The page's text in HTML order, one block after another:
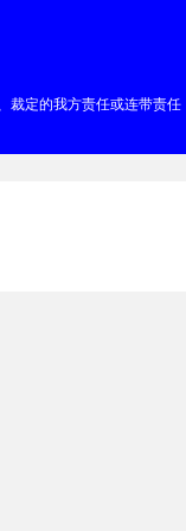
定的我方责任或连带责任